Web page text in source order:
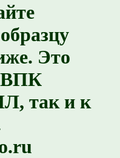
Это
ВПК
так и к